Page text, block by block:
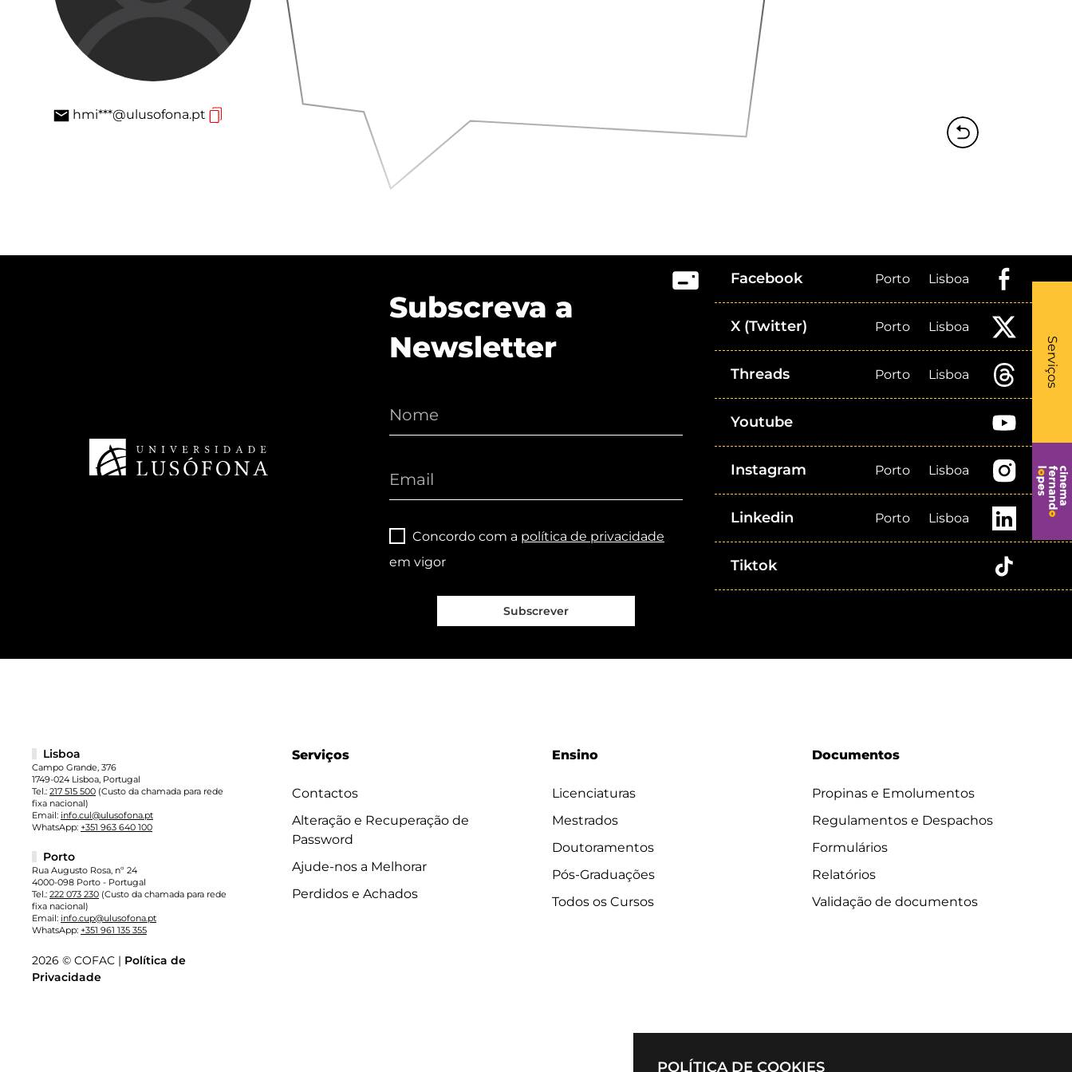
Serviços
-
hmi***@ulusofona.pt
POLÍTICA DE COOKIES
Subscreva a
Newsletter
Concordo com a política de privacidade
em vigor
Subscrever
Facebook Porto Lisboa
X (Twitter) Porto Lisboa
Threads Porto Lisboa
Youtube
Instagram Porto Lisboa
Linkedin Porto Lisboa
Tiktok
Serviços
Contactos
Alteração e Recuperação de
Password
Ajude-nos a Melhorar
Perdidos e Achados
Ensino
Licenciaturas
Mestrados
Doutoramentos
Pós-Graduações
Todos os Cursos
Documentos
Propinas e Emolumentos
Regulamentos e Despachos
Formulários
Relatórios
Validação de documentos
Lisboa
Campo Grande, 376
1749-024 Lisboa, Portugal
Tel.: 217 515 500 (Custo da chamada para rede
fixa nacional)
Email: info.cul@ulusofona.pt
WhatsApp: +351 963 640 100
Porto
Rua Augusto Rosa, nº 24
4000-098 Porto - Portugal
Tel.: 222 073 230 (Custo da chamada para rede
fixa nacional)
Email: info.cup@ulusofona.pt
WhatsApp: +351 961 135 355
2026 © COFAC | Política de
Privacidade